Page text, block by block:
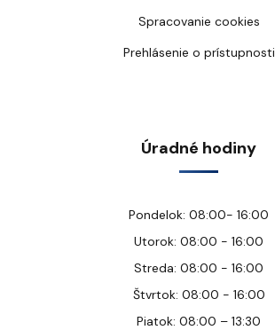
Spracovanie cookies
Prehlásenie o prístupnosti
Úradné hodiny
Pondelok: 08:00- 16:00
Utorok: 08:00 - 16:00
Streda: 08:00 - 16:00
Štvrtok: 08:00 - 16:00
Piatok: 08:00 – 13:30